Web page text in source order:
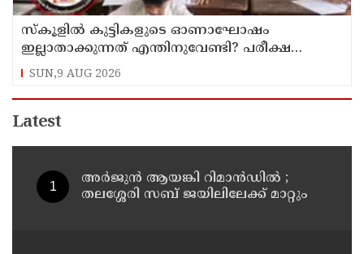
സ്‌കൂളില്‍ കുട്ടികളുടെ ഓണാഘോഷം
ഇല്ലാതാക്കുന്നത് എന്തിനുവേണ്ടി? പരീക്ഷ
ഷെഡ്യൂള്‍ മാറ്റിയത് തിരുത്തുമോ?
SUN,9 AUG 2026
Latest
അര്‍ജുന്‍ ആയങ്കി റിമാന്‍ഡില്‍ ;
തലശ്ശേരി സബ് ജയിലിലേക്ക് മാറ്റും